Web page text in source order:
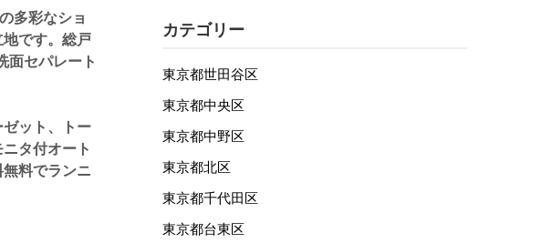
多彩なショ
です。総戸
面セパレート
ット、トー
タ付オート
料でランニ
カテゴリー
東京都世田谷区
東京都中央区
東京都中野区
東京都北区
東京都千代田区
東京都台東区